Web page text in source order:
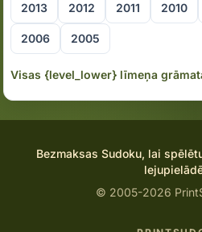
2013 2012 2011 2010
2006 2005
Visas {level_lower} līmeņa
Bezmaksas Sudoku, lai
© 2005-2026